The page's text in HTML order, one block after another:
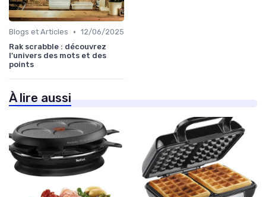
Blogs et Articles • 12/06/2025
Rak scrabble : découvrez
l'univers des mots et des
points
À lire aussi